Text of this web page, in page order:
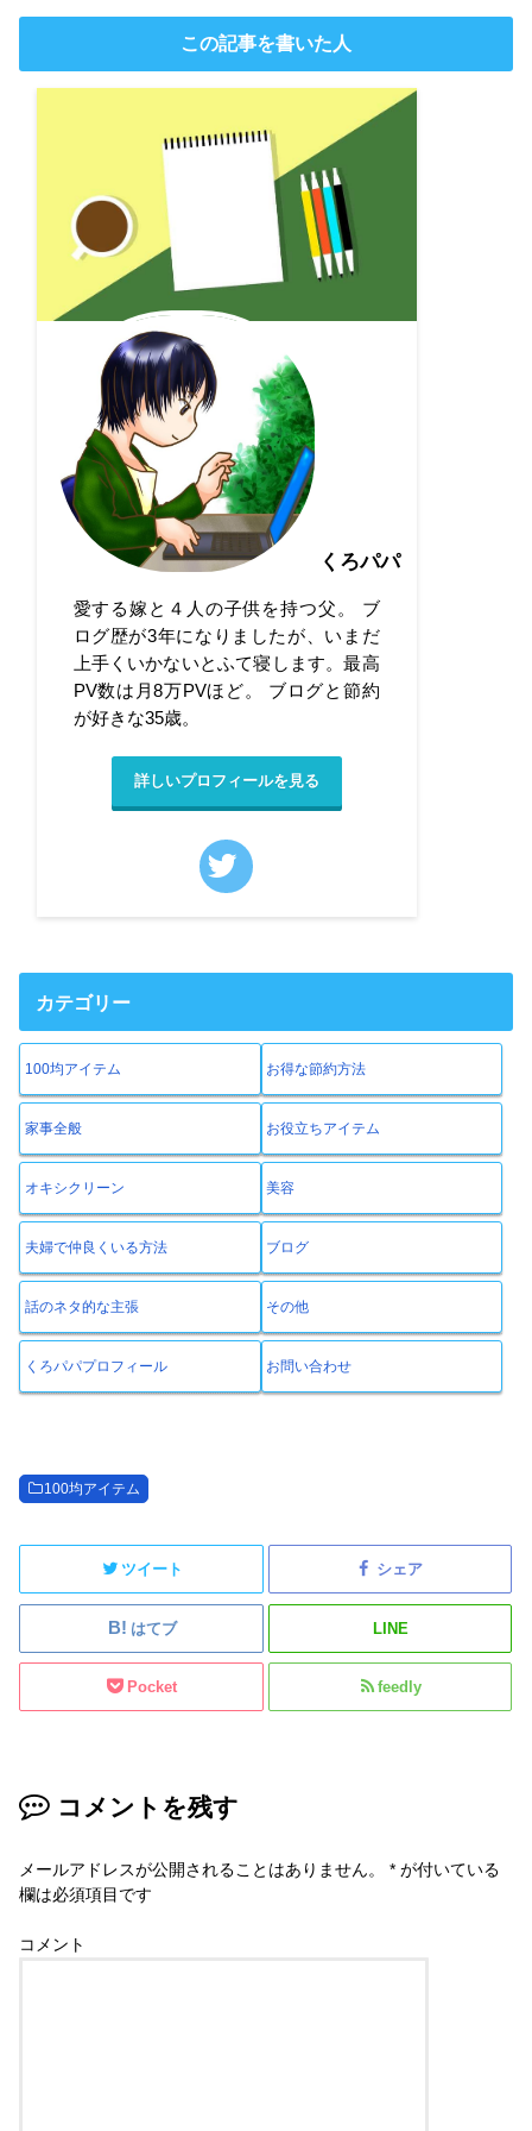
この記事を書いた人
くろパパ
愛する嫁と４人の子供を持つ父。 ブ
ログ歴が3年になりましたが、いまだ
上手くいかないとふて寝します。最高
PV数は月8万PVほど。 ブログと節約
が好きな35歳。
詳しいプロフィールを見る
カテゴリー
100均アイテム お得な節約方法
家事全般 お役立ちアイテム
オキシクリーン 美容
夫婦で仲良くいる方法 ブログ
話のネタ的な主張 その他
くろパパプロフィール お問い合わせ
100均アイテム
ツイート シェア
はてブ LINE
Pocket feedly
コメントを残す
メールアドレスが公開されることはありません。 * が付いている
欄は必須項目です
コメント